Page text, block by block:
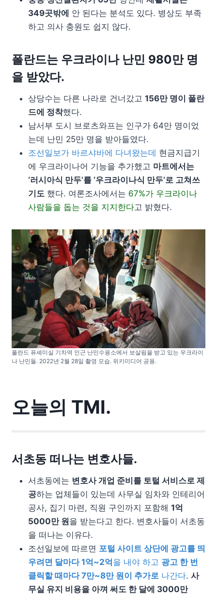
349곳밖에 안 된다는 분석도 있다. 병상도 부족
하고 의사 충원도 쉽지 않다.
폴란드는 우크라이나 난민 980만 명
을 받았다.
상당수는 다른 나라로 건너갔고 156만 명이 폴란
드에 정착했다.
남서부 도시 브로츠와프는 인구가 64만 명이었
는데 난민 25만 명을 받아들였다.
조선일보가 바르샤바에 다녀왔는데 현금지급기
에 우크라이나어 기능을 추가했고 마트에서는
‘러시아식 만두’를 ‘우크라이나식 만두’로 고쳐쓰
기도 했다. 여론조사에서는 67%가 우크라이나
사람들을 돕는 것을 지지한다고 밝혔다.
폴란드 퓨셰미실 기차역 인근 난민수용소에서 보살핌을 받고 있는 우크라이
나 난민들. 2022년 2월 28일 촬영 모습. 위키미디어 공용.
오늘의 TMI.
서초동 떠나는 변호사들.
서초동에는 변호사 개업 준비를 토털 서비스로 제
공하는 업체들이 있는데 사무실 임차와 인테리어
공사, 집기 마련, 직원 구인까지 포함해 1억
5000만 원을 받는다고 한다. 변호사들이 서초동
을 떠나는 이유다.
조선일보에 따르면 포털 사이트 상단에 광고를 띄
우려면 달마다 1억~2억을 내야 하고 광고 한 번
클릭할 때마다 7만~8만 원이 추가로 나간다. 사
무실 유지 비용을 아껴 써도 한 달에 3000만